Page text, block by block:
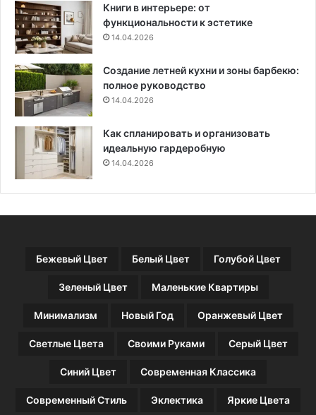
и
л
и
и
1
1
0
п
р
м
е
в
Книги в интерьере: от
функциональности к эстетике
14.04.2026
Создание летней кухни и зоны барбекю:
полное руководство
14.04.2026
Как спланировать и организовать
идеальную гардеробную
14.04.2026
Бежевый Цвет Белый Цвет Голубой Цвет
Зеленый Цвет Маленькие Квартиры
Минимализм Новый Год Оранжевый Цвет
Светлые Цвета Своими Руками Серый Цвет
Синий Цвет Современная Классика
Современный Стиль Эклектика Яркие Цвета